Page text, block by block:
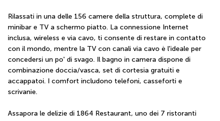
Rilassati in una delle 156 camere della struttura, complete di
minibar e TV a schermo piatto. La connessione Internet
inclusa, wireless e via cavo, ti consente di restare in contatto
con il mondo, mentre la TV con canali via cavo è l'ideale per
concedersi un po' di svago. Il bagno in camera dispone di
combinazione doccia/vasca, set di cortesia gratuiti e
accappatoi. I comfort includono telefoni, casseforti e
scrivanie.
Assapora le delizie di 1864 Restaurant, uno dei 7 ristoranti